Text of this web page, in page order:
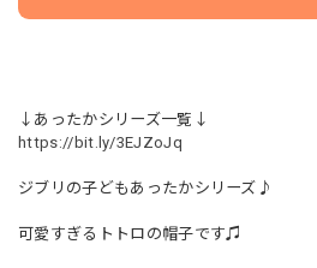
↓あったかシリーズ一覧↓
https://bit.ly/3EJZoJq
ジブリの子どもあったかシリーズ♪
可愛すぎるトトロの帽子です♫